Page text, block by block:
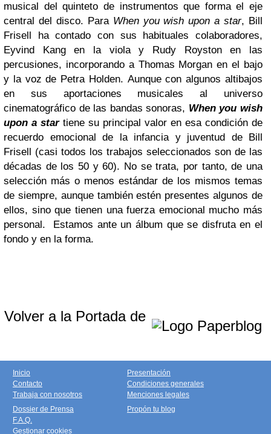
musical del quinteto de instrumentos que forma el eje
central del disco. Para When you wish upon a star, Bill
Frisell ha contado con sus habituales colaboradores,
Eyvind Kang en la viola y Rudy Royston en las
percusiones, incorporando a Thomas Morgan en el bajo
y la voz de Petra Holden. Aunque con algunos altibajos
en sus aportaciones musicales al universo
cinematográfico de las bandas sonoras, When you wish
upon a startiene su principal valor en esa condición de
recuerdo emocional de la infancia y juventud de Bill
Frisell (casi todos los trabajos seleccionados son de las
décadas de los 50 y 60). No se trata, por tanto, de una
selección más o menos estándar de los mismos temas
de siempre, aunque también estén presentes algunos de
ellos, sino que tienen una fuerza emocional mucho más
personal. Estamos ante un álbum que se disfruta en el
fondo y en la forma.
Volver a la Portada de
Inicio
Contacto
Trabaja con nosotros
Presentación
Condiciones generales
Menciones legales
Dossier de Prensa
F.A.Q.
Gestionar cookies
Propón tu blog